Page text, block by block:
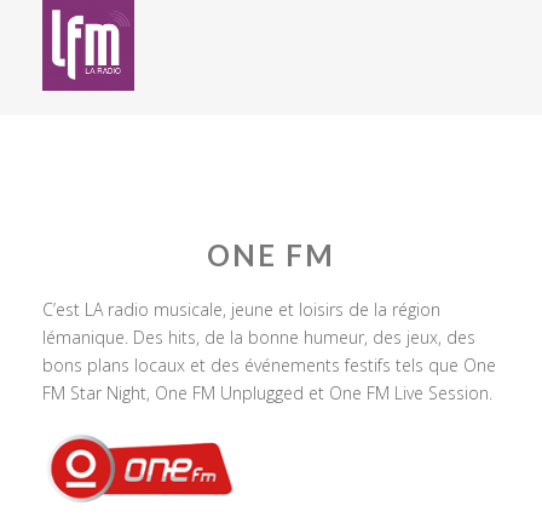
ONE FM
C’est LA radio musicale, jeune et loisirs de la région
lémanique. Des hits, de la bonne humeur, des jeux, des
bons plans locaux et des événements festifs tels que One
FM Star Night, One FM Unplugged et One FM Live Session.